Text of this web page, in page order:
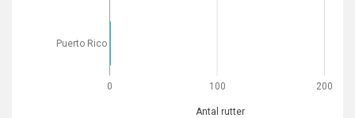
0 100 200
Antal rutter
Puerto Rico